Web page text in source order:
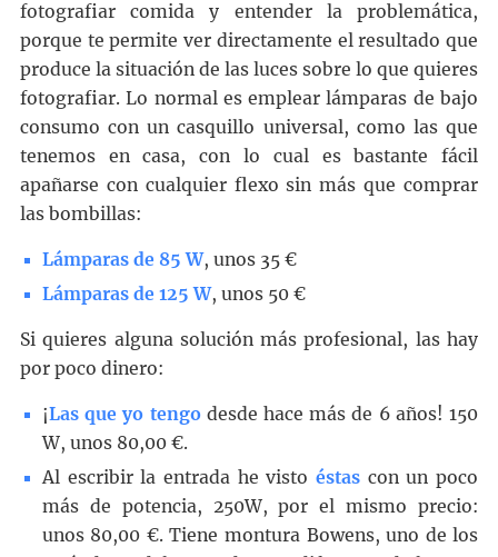
fotografiar comida y entender la problemática,
porque te permite ver directamente el resultado que
produce la situación de las luces sobre lo que quieres
fotografiar. Lo normal es emplear lámparas de bajo
consumo con un casquillo universal, como las que
tenemos en casa, con lo cual es bastante fácil
apañarse con cualquier flexo sin más que comprar
las bombillas:
Lámparas de 85 W, unos 35 €
Lámparas de 125 W, unos 50 €
Si quieres alguna solución más profesional, las hay
por poco dinero:
¡Las que yo tengodesde hace más de 6 años! 150
W, unos 80,00 €.
Al escribir la entrada he vistoéstas con un poco
más de potencia, 250W, por el mismo precio:
unos 80,00 €. Tiene montura Bowens, uno de los